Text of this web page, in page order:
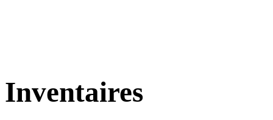
Inventaires